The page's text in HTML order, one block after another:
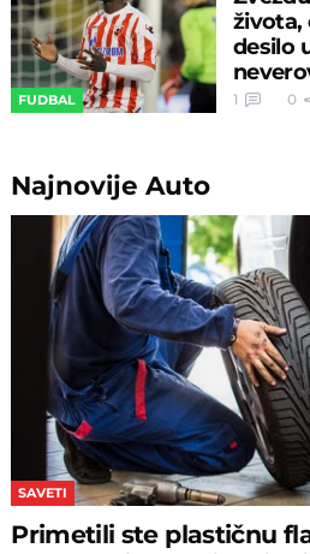
FUDBAL
života,
desilo
1 0
NajnovijeAuto
SAVETI
Primetili ste plastičnu